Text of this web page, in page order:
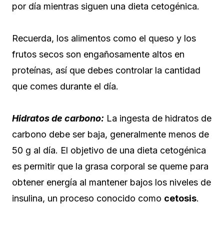
por día mientras siguen una dieta cetogénica.
Recuerda, los alimentos como el queso y los
frutos secos son engañosamente altos en
proteínas, así que debes controlar la cantidad
que comes durante el día.
Hidratos de carbono: La ingesta de hidratos de
carbono debe ser baja, generalmente menos de
50 g al día. El objetivo de una dieta cetogénica
es permitir que la grasa corporal se queme para
obtener energía al mantener bajos los niveles de
insulina, un proceso conocido como cetosis.